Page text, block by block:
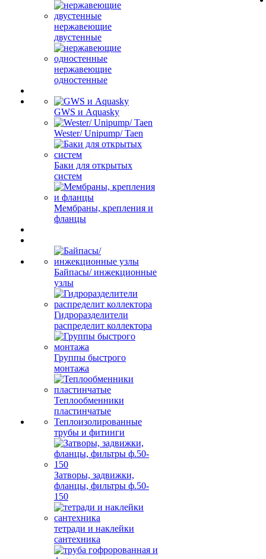
нержавеющие
двустенные
нержавеющие
одностенные
GWS и Aquasky
Wester/ Unipump/ Taen
Баки для открытых
систем
Мембраны, крепления и
фланцы
Байпасы/ инжекционные
узлы
Гидроразделители
распределит коллектора
Группы быстрого
монтажа
Теплообменники
пластинчатые
Теплоизолированные
трубы и фитинги
Затворы, задвижки,
фланцы, фильтры ф.50-
150
тетради и наклейки
сантехника